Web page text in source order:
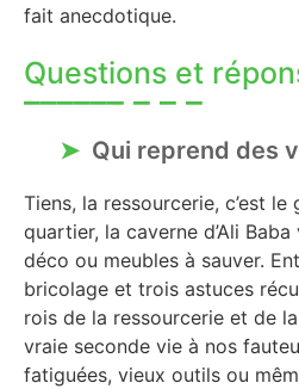
fait anecdotique.
Questions et
Qui reprend des
Tiens, la ressourcerie, c’est
quartier, la caverne d’Ali
déco ou meubles à sauver.
bricolage et trois astuces
rois de la ressourcerie et de
vraie seconde vie à nos
fatiguées, vieux outils ou